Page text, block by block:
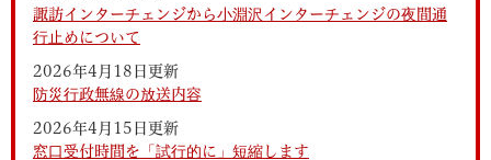
諏訪インターチェンジから小淵沢インターチェンジの夜間通
行止めについて
2026年4月18日更新
防災行政無線の放送内容
2026年4月15日更新
窓口受付時間を「試行的に」短縮します